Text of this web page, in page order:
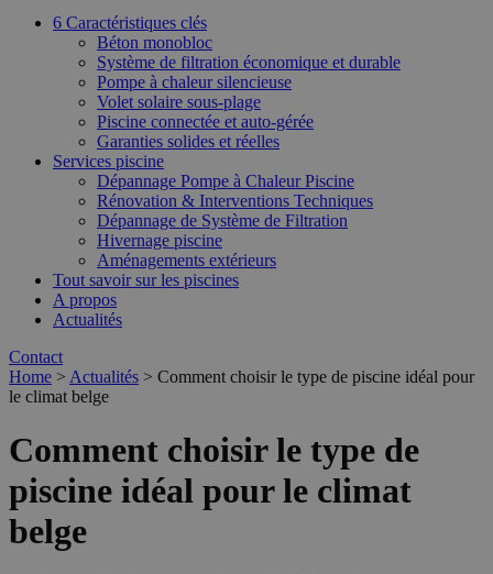
6 Caractéristiques clés
Béton monobloc
Système de filtration économique et durable
Pompe à chaleur silencieuse
Volet solaire sous-plage
Piscine connectée et auto-gérée
Garanties solides et réelles
Services piscine
Dépannage Pompe à Chaleur Piscine
Rénovation & Interventions Techniques
Dépannage de Système de Filtration
Hivernage piscine
Aménagements extérieurs
Tout savoir sur les piscines
A propos
Actualités
Contact
Home > Actualités > Comment choisir le type de piscine idéal pour
le climat belge
Comment choisir le type de
piscine idéal pour le climat
belge